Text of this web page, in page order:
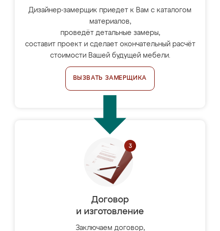
Дизайнер-замерщик приедет к Вам с каталогом
материалов,
проведёт детальные замеры,
составит проект и сделает окончательный расчёт
стоимости Вашей будущей мебели.
ВЫЗВАТЬ ЗАМЕРЩИКА
Договор
и изготовление
Заключаем договор,